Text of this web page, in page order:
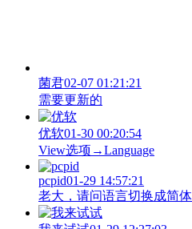
菌君02-07 01:21:21
需要更新的
优软01-30 00:20:54
View‌选项→Language
pcpid01-29 14:57:21
老大，请问语言切换成简